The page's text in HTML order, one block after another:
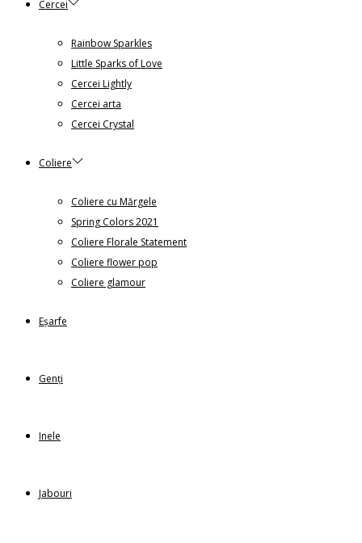
Cercei
Rainbow Sparkles
Little Sparks of Love
Cercei Lightly
Cercei arta
Cercei Crystal
Coliere
Coliere cu Mărgele
Spring Colors 2021
Coliere Florale Statement
Coliere flower pop
Coliere glamour
Eșarfe
Genți
Inele
Jabouri